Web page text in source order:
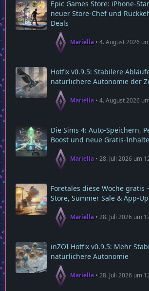
Epic Games Store: iPhone-
neuer Store-Chef und
Deals
Mariella 4. August 2026
Hotfix v0.9.5: Stabilere
natürlichere Autonomie der
Mariella 4. August 2026
Die Sims 4: Auto-Speichern,
Boost und neue Gratis-Inhalte
Mariella 28. Juli 2026 um
Foretales diese Woche gratis
Store, Summer Sale &
Mariella 28. Juli 2026 um
inZOI Hotfix v0.9.5: Mehr
natürlichere Autonomie
Mariella 28. Juli 2026 um